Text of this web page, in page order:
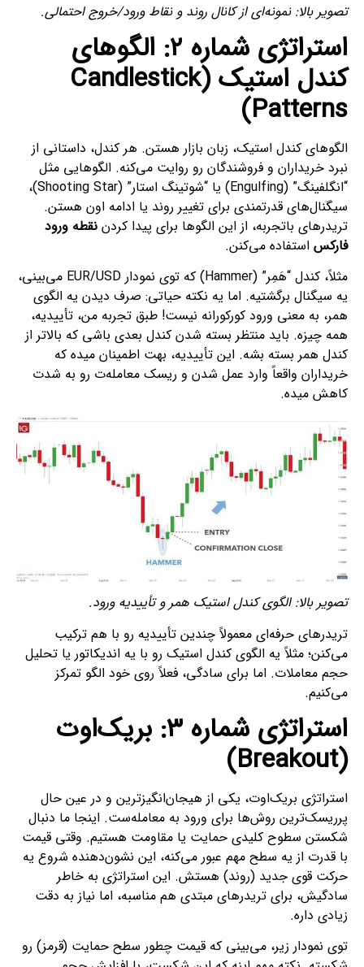
تصویر بالا: نمونه‌ای از کانال روند و نقاط ورود/خروج احتمالی.
استراتژی شماره ۲: الگوهای
کندل استیک (Candlestick
Patterns)
الگوهای کندل استیک، زبان بازار هستن. هر کندل، داستانی از
نبرد خریداران و فروشندگان رو روایت می‌کنه. الگوهایی مثل
“انگلفینگ” (Engulfing) یا “شوتینگ استار” (Shooting Star)،
سیگنال‌های قدرتمندی برای تغییر روند یا ادامه اون هستن.
تریدرهای باتجربه، از این الگوها برای پیدا کردن نقطه ورود
فارکس استفاده می‌کنن.
مثلاً، کندل “هَمِر” (Hammer) که توی نمودار EUR/USD می‌بینی،
یه سیگنال برگشتیه. اما یه نکته حیاتی: صرف دیدن یه الگوی
همر، به معنی ورود کورکورانه نیست! طبق تجربه من، تأییدیه،
همه چیزه. باید منتظر بسته شدن کندل بعدی باشی که بالاتر از
کندل همر بسته بشه. این تأییدیه، بهت اطمینان میده که
خریداران واقعاً وارد عمل شدن و ریسک معامله‌ت رو به شدت
کاهش میده.
تصویر بالا: الگوی کندل استیک همر و تأییدیه ورود.
تریدرهای حرفه‌ای معمولاً چندین تأییدیه رو با هم ترکیب
می‌کنن؛ مثلاً یه الگوی کندل استیک رو با یه اندیکاتور یا تحلیل
حجم معاملات. اما برای سادگی، فعلاً روی خود الگو تمرکز
می‌کنیم.
استراتژی شماره ۳: بریک‌اوت
(Breakout)
استراتژی بریک‌اوت، یکی از هیجان‌انگیزترین و در عین حال
پرریسک‌ترین روش‌ها برای ورود به معامله‌ست. اینجا ما دنبال
شکستن سطوح کلیدی حمایت یا مقاومت هستیم. وقتی قیمت
با قدرت از یه سطح مهم عبور می‌کنه، این نشون‌دهنده شروع یه
حرکت قوی جدید (روند) هستش. این استراتژی به خاطر
سادگیش، برای تریدرهای مبتدی هم مناسبه، اما نیاز به دقت
زیادی داره.
توی نمودار زیر، می‌بینی که قیمت چطور سطح حمایت (قرمز) رو